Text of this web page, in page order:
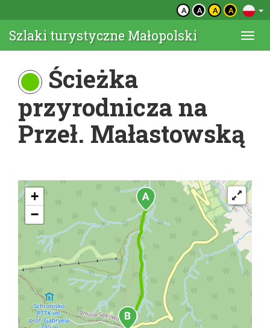
A A A A
Szlaki turystyczne Małopolski
Ścieżka
przyrodnicza na
Przeł. Małastowską
+
−